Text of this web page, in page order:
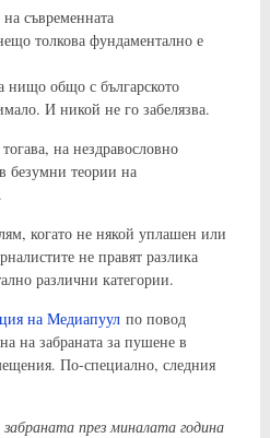
съвременната
толкова фундаментално е
нищо общо с българското
И никой не го забелязва.
на нездравословно
безумни теории на
когато не някой уплашен или
не правят разлика
различни категории.
на Медиапуулпо повод
на забраната за пушене в
По-специално, следния
през миналата година